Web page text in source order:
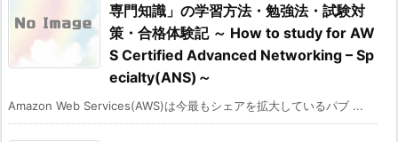
専門知識」の学習方法・勉強法・試験対
策・合格体験記 ～ How to study for AW
S Certified Advanced Networking – Sp
ecialty(ANS)～
Amazon Web Services(AWS)は今最もシェアを拡大しているパブ ...